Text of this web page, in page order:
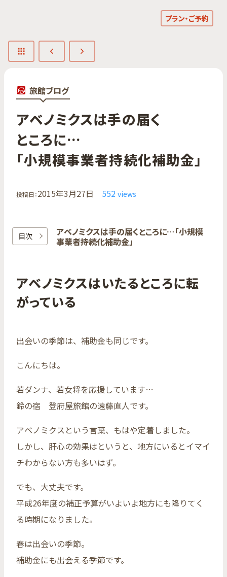
プラン・ご予約
旅館ブログ
アベノミクスは​手の​届く​
ところに​…​
「小規模事業者持続化補助金」
投稿日：2015年3月27日 552 views
目次
アベノミクスは​手の​届く​ところに​…​「小規模
事業者持続化補助金」
アベノミクスはいたるところに転
がっている
出会いの季節は、補助金も同じです。
こんにちは。
若ダンナ、若女将を応援しています…
鈴の宿 登府屋旅館の遠藤直人です。
アベノミクスという言葉、もはや定着しました。
しかし、肝心の効果はというと、地方にいるとイマイ
チわからない方も多いはず。
でも、大丈夫です。
平成26年度の補正予算がいよいよ地方にも降りてく
る時期になりました。
春は出会いの季節。
補助金にも出会える季節です。